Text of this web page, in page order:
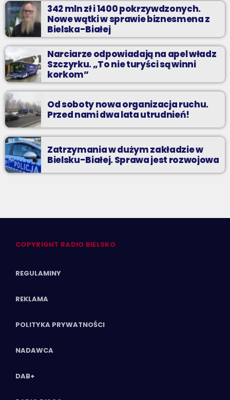
342 mln zł i 1400 pokrzywdzonych.
Nowe wątki w sprawie biznesmena z
Bielska-Białej
Narciarze odpowiadają na apel władz
Szczyrku. „To nie turyści są winni
korkom”
Od soboty nowa organizacja ruchu.
Przed nami dwa lata utrudnień!
Zatrzymania w dużym zakładzie w
Bielsku-Białej. Sprawa jest rozwojowa
COPYRIGHT RADIO BIELSKO
REGULAMINY
REKLAMA
POLITYKA PRYWATNOŚCI
NADAWCA
DAB+